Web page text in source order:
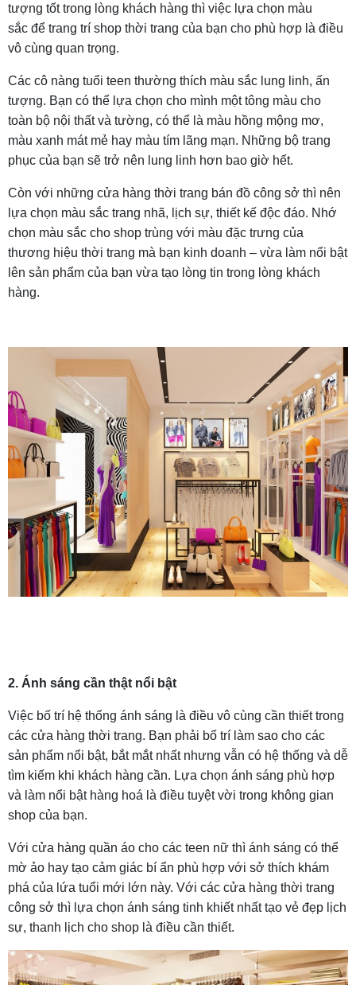
tượng tốt trong lòng khách hàng thì việc lựa chọn màu
sắc để trang trí shop thời trang của bạn cho phù hợp là điều
vô cùng quan trọng.
Các cô nàng tuổi teen thường thích màu sắc lung linh, ấn
tượng. Bạn có thể lựa chọn cho mình một tông màu cho
toàn bộ nội thất và tường, có thể là màu hồng mộng mơ,
màu xanh mát mẻ hay màu tím lãng mạn. Những bộ trang
phục của bạn sẽ trở nên lung linh hơn bao giờ hết.
Còn với những cửa hàng thời trang bán đồ công sở thì nên
lựa chọn màu sắc trang nhã, lịch sự, thiết kế độc đáo. Nhớ
chọn màu sắc cho shop trùng với màu đặc trưng của
thương hiệu thời trang mà bạn kinh doanh – vừa làm nổi bật
lên sản phẩm của bạn vừa tạo lòng tin trong lòng khách
hàng.
2. Ánh sáng cần thật nổi bật
Việc bố trí hệ thống ánh sáng là điều vô cùng cần thiết trong
các cửa hàng thời trang. Bạn phải bố trí làm sao cho các
sản phẩm nổi bật, bắt mắt nhất nhưng vẫn có hệ thống và dễ
tìm kiếm khi khách hàng cần. Lựa chọn ánh sáng phù hợp
và làm nổi bật hàng hoá là điều tuyệt vời trong không gian
shop của bạn.
Với cửa hàng quần áo cho các teen nữ thì ánh sáng có thể
mờ ảo hay tạo cảm giác bí ẩn phù hợp với sở thích khám
phá của lứa tuổi mới lớn này. Với các cửa hàng thời trang
công sở thì lựa chọn ánh sáng tinh khiết nhất tạo vẻ đẹp lịch
sự, thanh lịch cho shop là điều cần thiết.